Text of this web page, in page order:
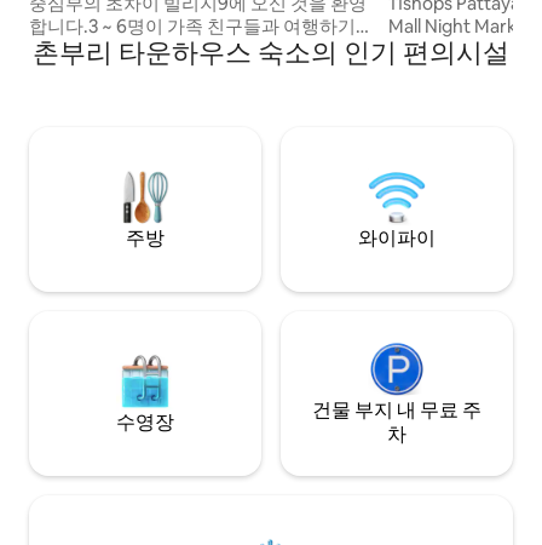
합니다.3 ~ 6명이 가족 친구들과 여행하기
에 적합합니다.주방 공간에는 친구나 가족
과 함께 식사를 조리할 수 있는 기구가 완비
개의 세븐일레븐 상점이 있으며, 커뮤니티
는 수영장, 보안 서비스, 주차장, 헬스장, 상
점, 어린이 놀이터, 세탁 시설 등 다양한 공
공 시설을 즐길 수 있습니다. 조건 및 편의시
설 Chokchai Village 9의 숙소는 상태가 양
호하며 전반적으로 잘 관리된 상태를 반영
엘리펀트 빌리지, 트루스 사원. 차량 30분:
수상시장, 사격장, 호랑이 공원.
Mall Night
restaurants In your stay, you can enjoy:
fully-equipped
your family and
longer stay
촌부리 타운하우스 숙소의 인기 편의시설
주방 와이파이
수영장
건물 부지 내 무료 주
차